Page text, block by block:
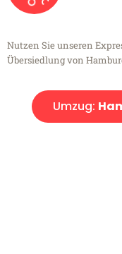
Nutzen Sie unseren
Übersiedlung von
Umzug: